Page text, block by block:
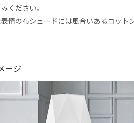
ください。
情の布シェードには風合いあるコッ
ージ